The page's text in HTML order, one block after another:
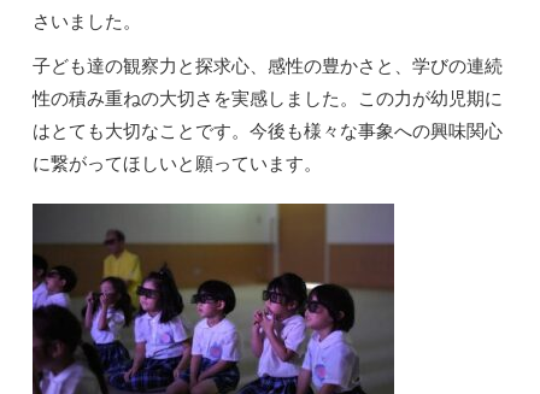
さいました。
子ども達の観察力と探求心、感性の豊かさと、学びの連続
性の積み重ねの大切さを実感しました。この力が幼児期に
はとても大切なことです。今後も様々な事象への興味関心
に繋がってほしいと願っています。